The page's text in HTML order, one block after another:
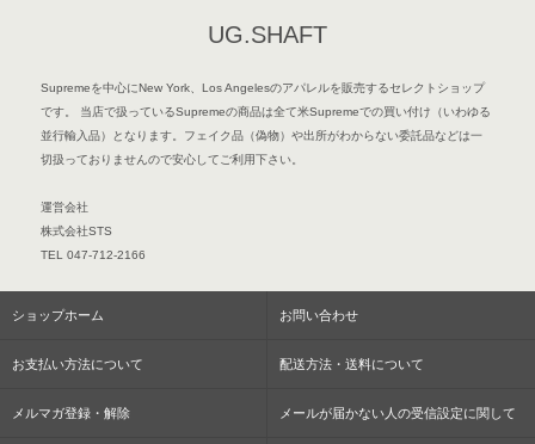
UG.SHAFT
Supremeを中心にNew York、Los Angelesのアパレルを販売するセレクトショップ
です。 当店で扱っているSupremeの商品は全て米Supremeでの買い付け（いわゆる
並行輸入品）となります。フェイク品（偽物）や出所がわからない委託品などは一
切扱っておりませんので安心してご利用下さい。
運営会社
株式会社STS
TEL 047-712-2166
ショップホーム お問い合わせ
お支払い方法について 配送方法・送料について
メルマガ登録・解除 メールが届かない人の受信設定に関して